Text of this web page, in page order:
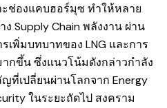
ะช่องแคบฮอร์มุซ ทำให้หลาย
ง Supply Chain พลังงาน ผ่าน
เพิ่มบทบาทของ LNG และการ
กขึ้น ซึ่งแนวโน้มดังกล่าวกำลัง
ที่เปลี่ยนผ่านโลกจาก Energy
ในระยะถัดไป สงคราม